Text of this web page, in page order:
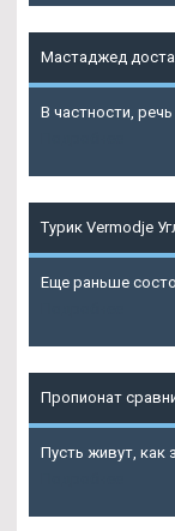
Мастаджед
В частности,
Турик Vermodje
Еще раньше
Пропионат
Пусть живут, как